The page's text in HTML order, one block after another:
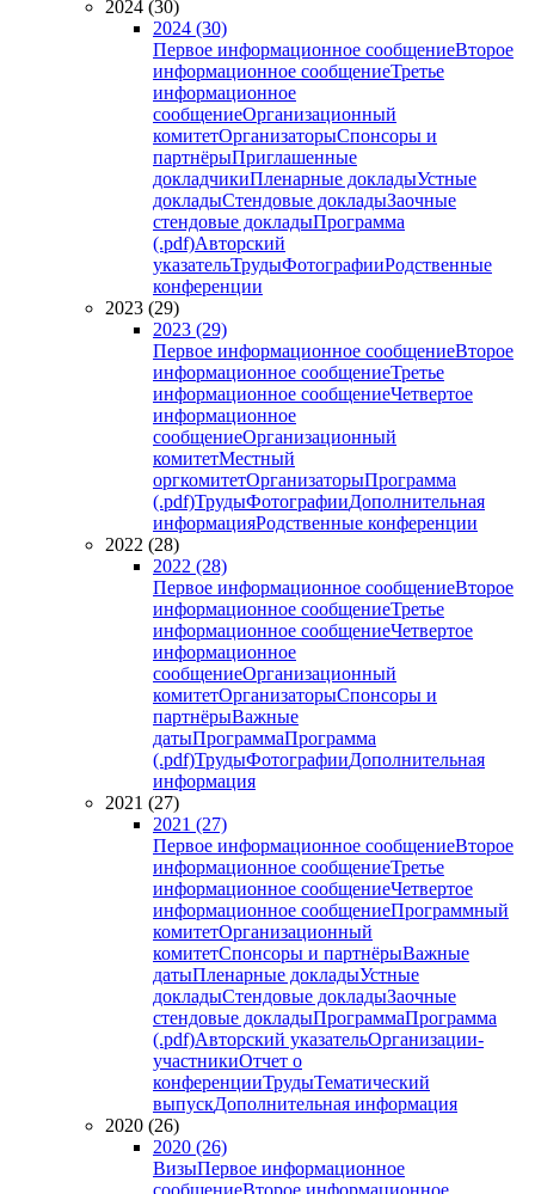
2024 (30)
2024 (30)
Первое информационное сообщениеВторое
информационное сообщениеТретье
информационное
сообщениеОрганизационный
комитетОрганизаторыСпонсоры и
партнёрыПриглашенные
докладчикиПленарные докладыУстные
докладыСтендовые докладыЗаочные
стендовые докладыПрограмма
(.pdf)Авторский
указательТрудыФотографииРодственные
конференции
2023 (29)
2023 (29)
Первое информационное сообщениеВторое
информационное сообщениеТретье
информационное сообщениеЧетвертое
информационное
сообщениеОрганизационный
комитетМестный
оргкомитетОрганизаторыПрограмма
(.pdf)ТрудыФотографииДополнительная
информацияРодственные конференции
2022 (28)
2022 (28)
Первое информационное сообщениеВторое
информационное сообщениеТретье
информационное сообщениеЧетвертое
информационное
сообщениеОрганизационный
комитетОрганизаторыСпонсоры и
партнёрыВажные
датыПрограммаПрограмма
(.pdf)ТрудыФотографииДополнительная
информация
2021 (27)
2021 (27)
Первое информационное сообщениеВторое
информационное сообщениеТретье
информационное сообщениеЧетвертое
информационное сообщениеПрограммный
комитетОрганизационный
комитетСпонсоры и партнёрыВажные
датыПленарные докладыУстные
докладыСтендовые докладыЗаочные
стендовые докладыПрограммаПрограмма
(.pdf)Авторский указательОрганизации-
участникиОтчет о
конференцииТрудыТематический
выпускДополнительная информация
2020 (26)
2020 (26)
ВизыПервое информационное
сообщениеВторое информационное